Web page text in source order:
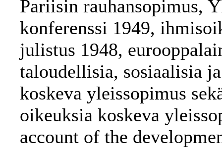
Pariisin rauhansopimus,
konferenssi 1949,
julistus 1948,
taloudellisia, sosiaalisia
koskeva yleissopimus
oikeuksia koskeva
account of the